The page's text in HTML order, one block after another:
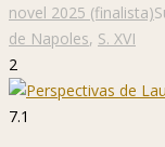
novel 2025 (finalista)
de Napoles, S. XVI
2
7.1